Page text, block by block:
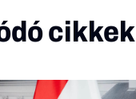
cikkek